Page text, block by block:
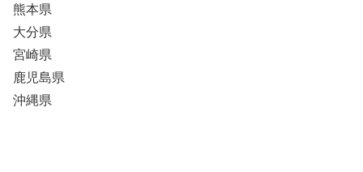
熊本県
大分県
宮崎県
鹿児島県
沖縄県